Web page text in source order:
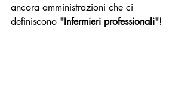
ancora amministrazioni che ci
definiscono "Infermieri professionali"!